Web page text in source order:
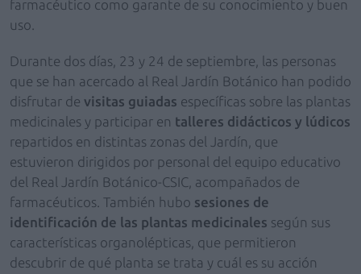
farmacéutico como garante de su conocimiento y buen
uso.
Durante dos días, 23 y 24 de septiembre, las personas
que se han acercado al Real Jardín Botánico han podido
disfrutar de visitas guiadas específicas sobre las plantas
medicinales y participar en talleres didácticos y lúdicos
repartidos en distintas zonas del Jardín, que
estuvieron dirigidos por personal del equipo educativo
del Real Jardín Botánico-CSIC, acompañados de
farmacéuticos. También hubo sesiones de
identificación de las plantas medicinales según sus
características organolépticas, que permitieron
descubrir de qué planta se trata y cuál es su acción